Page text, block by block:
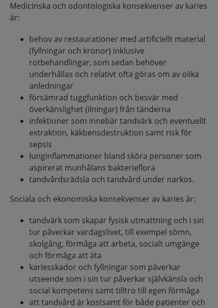
Medicinska och odontologiska konsekvenser av karies
är:
behov av restaurationer med artificiellt material
(fyllningar och kronor) inklusive
rotbehandlingar, som sedan behöver
underhållas och relativt ofta göras om av olika
anledningar
försämrad tuggfunktion och besvär med
överkänslighet (ilningar) från tänderna
infektioner som innebär tandvärk och eventuellt
extraktion, käkbensdestruktion samt risk för
sepsis
lunginflammationer bland sköra personer som
aspirerat munhålans bakterieflora
tandvårdsrädsla och tandvård under narkos.
Sociala och ekonomiska konsekvenser av karies är:
tandvärk som skapar fysisk utmattning och i sin
tur påverkar vardagslivet, till exempel sömn,
skolgång, förmåga att arbeta, socialt umgänge
och förmåga att äta
kariesskador och fyllningar som påverkar
utseende som i sin tur påverkar självkänsla och
social kompetens samt tilltro till egen förmåga
att tandvård är kostsamt för både patienter och